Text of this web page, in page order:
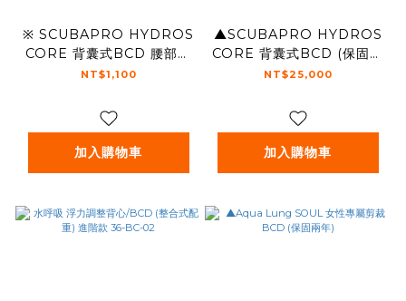
※ SCUBAPRO HYDROS
CORE 背囊式BCD 腰部配
件
NT$1,100
加入購物車
▲SCUBAPRO HYDROS
CORE 背囊式BCD (保固兩
年)新品21.830
NT$25,000
加入購物車